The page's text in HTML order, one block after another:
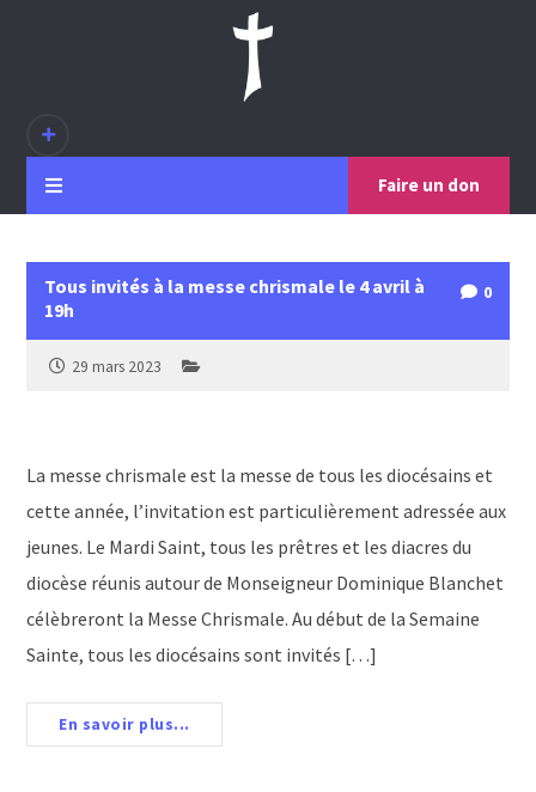
Faire un don
Tous invités à la messe chrismale le 4 avril à
19h
0
29 mars 2023
La messe chrismale est la messe de tous les diocésains et
cette année, l’invitation est particulièrement adressée aux
jeunes. Le Mardi Saint, tous les prêtres et les diacres du
diocèse réunis autour de Monseigneur Dominique Blanchet
célèbreront la Messe Chrismale. Au début de la Semaine
Sainte, tous les diocésains sont invités […]
En savoir plus...